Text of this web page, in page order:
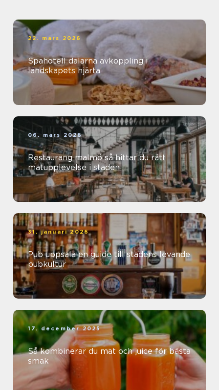
22. mars 2026
Spahotell dalarna avkoppling i
landskapets hjärta
06. mars 2026
Restaurang malmö så hittar du rätt
matupplevelse i staden
31. januari 2026
Pub uppsala en guide till stadens levande
pubkultur
17. december 2025
Så kombinerar du mat och juice för bästa
smak